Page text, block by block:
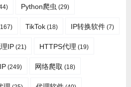
Python爬虫 (29)
TikTok (18) IP转换软件 (7)
IP (21) HTTPS代理 (19)
(249) 网络爬取 (18)